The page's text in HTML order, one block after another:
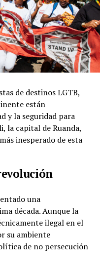
de destinos LGTB,
están
y la seguridad para
la capital de Ruanda,
inesperado de esta
una
década. Aunque la
ilegal en el
su ambiente
de no persecución